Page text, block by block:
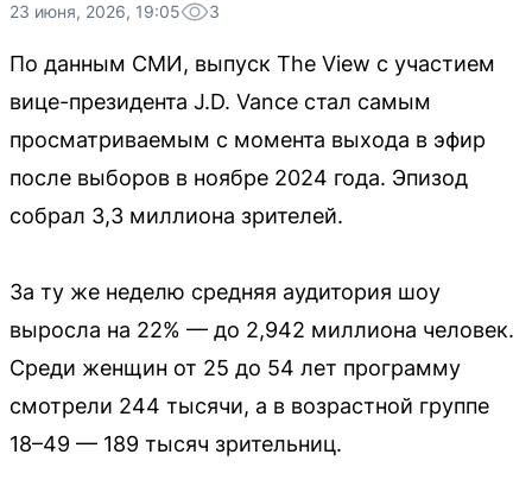
23 июня, 2026, 19:05 3
По данным СМИ, выпуск The View с участием
вице-президента J.D. Vance стал самым
просматриваемым с момента выхода в эфир
после выборов в ноябре 2024 года. Эпизод
собрал 3,3 миллиона зрителей.
За ту же неделю средняя аудитория шоу
выросла на 22% — до 2,942 миллиона человек.
Среди женщин от 25 до 54 лет программу
смотрели 244 тысячи, а в возрастной группе
18–49 — 189 тысяч зрительниц.